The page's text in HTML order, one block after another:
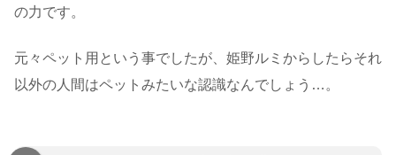
の力です。
元々ペット用という事でしたが、姫野ルミからしたらそれ
以外の人間はペットみたいな認識なんでしょう…。